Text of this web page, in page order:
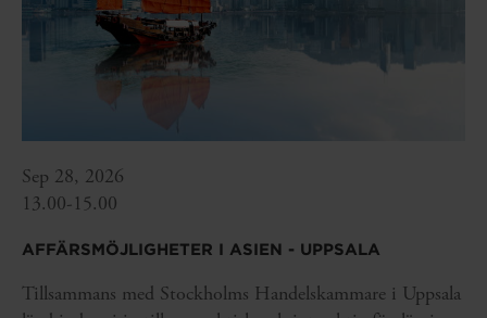
Sep 28, 2026
13.00-15.00
AFFÄRSMÖJLIGHETER I ASIEN - UPPSALA
Tillsammans med Stockholms Handelskammare i Uppsala